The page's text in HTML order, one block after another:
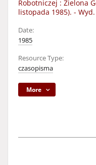
Robotniczej : Zielona
listopada 1985). - Wyd.
Date:
1985
Resource Type:
czasopisma
More